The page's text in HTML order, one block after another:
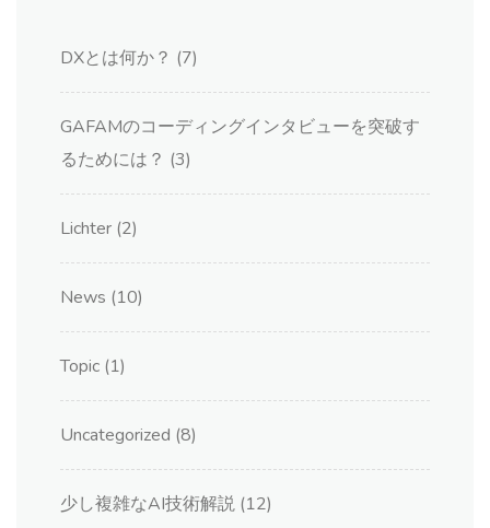
DXとは何か？ (7)
GAFAMのコーディングインタビューを突破す
るためには？ (3)
Lichter (2)
News (10)
Topic (1)
Uncategorized (8)
少し複雑なAI技術解説 (12)